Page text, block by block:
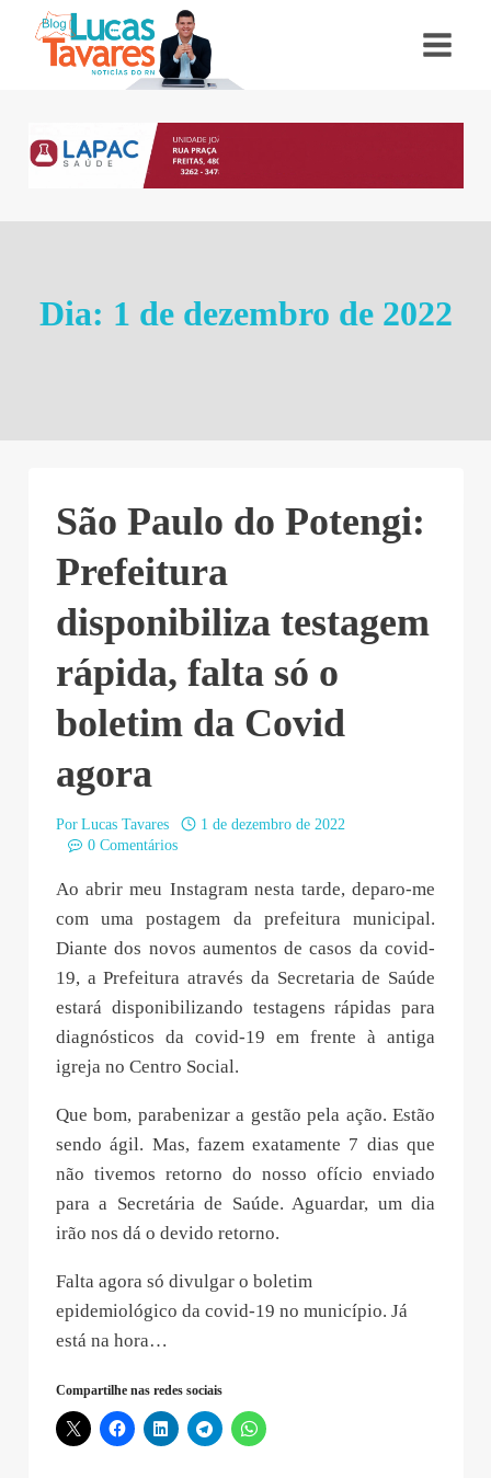
Dia: 1 de dezembro de 2022
São Paulo do Potengi:
Prefeitura
disponibiliza testagem
rápida, falta só o
boletim da Covid
agora
Por Lucas Tavares
1 de dezembro de 2022
0 Comentários
Ao abrir meu Instagram nesta tarde, deparo-me
com uma postagem da prefeitura municipal.
Diante dos novos aumentos de casos da covid-
19, a Prefeitura através da Secretaria de Saúde
estará disponibilizando testagens rápidas para
diagnósticos da covid-19 em frente à antiga
igreja no Centro Social.
Que bom, parabenizar a gestão pela ação. Estão
sendo ágil. Mas, fazem exatamente 7 dias que
não tivemos retorno do nosso ofício enviado
para a Secretária de Saúde. Aguardar, um dia
irão nos dá o devido retorno.
Falta agora só divulgar o boletim
epidemiológico da covid-19 no município. Já
está na hora…
Compartilhe nas redes sociais